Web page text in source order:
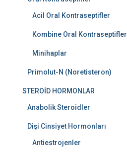
Acil Oral Kontraseptifler
Kombine Oral Kontraseptifler
Minihaplar
Primolut-N (Noretisteron)
STEROİD HORMONLAR
Anabolik Steroidler
Dişi Cinsiyet Hormonları
Antiestrojenler